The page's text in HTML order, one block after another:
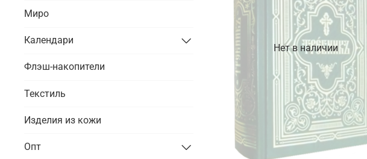
Нет в наличии
Миро
Календари
Флэш-накопители
Текстиль
Изделия из кожи
Опт